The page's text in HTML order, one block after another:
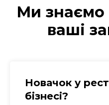
Ми знаємо
ваші
Новачок у
бізнесі?